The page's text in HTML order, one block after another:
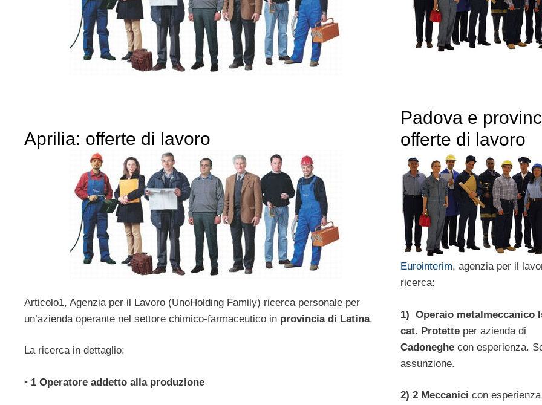
Aprilia: offerte di lavoro
Articolo1, Agenzia per il Lavoro (UnoHolding Family) ricerca personale per
un’azienda operante nel settore chimico-farmaceutico in provincia di Latina.
La ricerca in dettaglio:
• 1 Operatore addetto alla produzione
Padova e
offerte di lavoro
Eurointerim, agenzia per il
ricerca:
1) Operaio metalmeccanico
cat. Protetteper azienda di
Cadoneghecon esperienza.
assunzione.
2) 2 Meccanici con